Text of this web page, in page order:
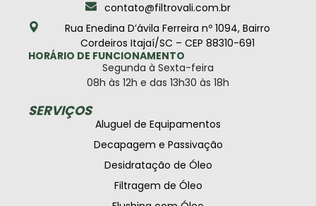
contato@filtrovali.com.br
Rua Enedina D’ávila Ferreira nº 1094, Bairro
Cordeiros Itajaí/SC – CEP 88310-691
HORÁRIO DE FUNCIONAMENTO
Segunda à Sexta-feira
08h às 12h e das 13h30 às 18h
SERVIÇOS
Aluguel de Equipamentos
Decapagem e Passivação
Desidratação de Óleo
Filtragem de Óleo